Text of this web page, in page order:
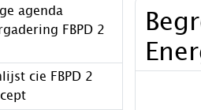
agenda
FBPD 2
cie FBPD 2